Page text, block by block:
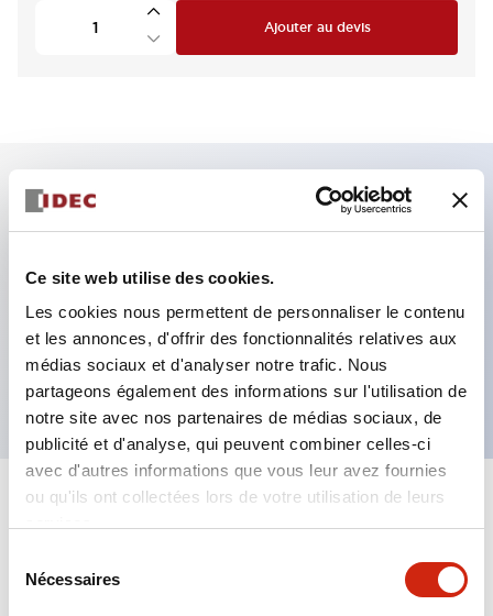
Ce site web utilise des cookies.
Les cookies nous permettent de personnaliser le contenu
et les annonces, d'offrir des fonctionnalités relatives aux
médias sociaux et d'analyser notre trafic. Nous
partageons également des informations sur l'utilisation de
notre site avec nos partenaires de médias sociaux, de
publicité et d'analyse, qui peuvent combiner celles-ci
avec d'autres informations que vous leur avez fournies
ou qu'ils ont collectées lors de votre utilisation de leurs
Nécessaires
Ajouter au devis
Fixation par regroupement possible
Le commutateur sélecteur avec clé adopte une
structure à goupille à cylindre haute sécurité
La structure de protection est IP65 (IEC60529)
Spécifications